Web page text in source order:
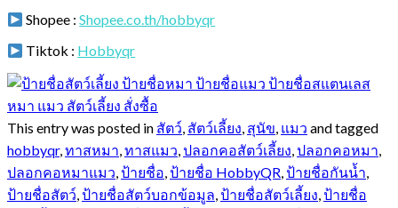
Shopee :Shopee.co.th/hobbyqr
Tiktok : Hobbyqr
This entry was posted in สัตว์, สัตว์เลี้ยง, สุนัข, แมว and tagged
hobbyqr,ทาสหมา,ทาสแมว,ปลอกคอสัตว์เลี้ยง,ปลอกคอหมา,
ปลอกคอหมาแมว,ป้ายชื่อ,ป้ายชื่อ HobbyQR,ป้ายชื่อกันน้ำ,
ป้ายชื่อสัตว์,ป้ายชื่อสัตว์บอกข้อมูล,ป้ายชื่อสัตว์เลี้ยง,ป้ายชื่อ